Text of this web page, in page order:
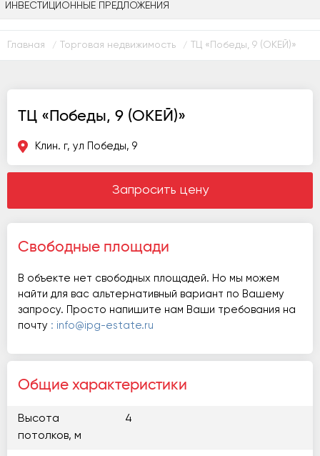
ИНВЕСТИЦИОННЫЕ ПРЕДЛОЖЕНИЯ
Главная / Торговая недвижимость / ТЦ «Победы, 9 (ОКЕЙ)»
ТЦ «Победы, 9 (ОКЕЙ)»
Клин. г, ул Победы, 9
Запросить цену
Свободные площади
В объекте нет свободных площадей. Но мы можем
найти для вас альтернативный вариант по Вашему
запросу. Просто напишите нам Ваши требования на
почту : info@ipg-estate.ru
Общие характеристики
Высота
потолков, м
4